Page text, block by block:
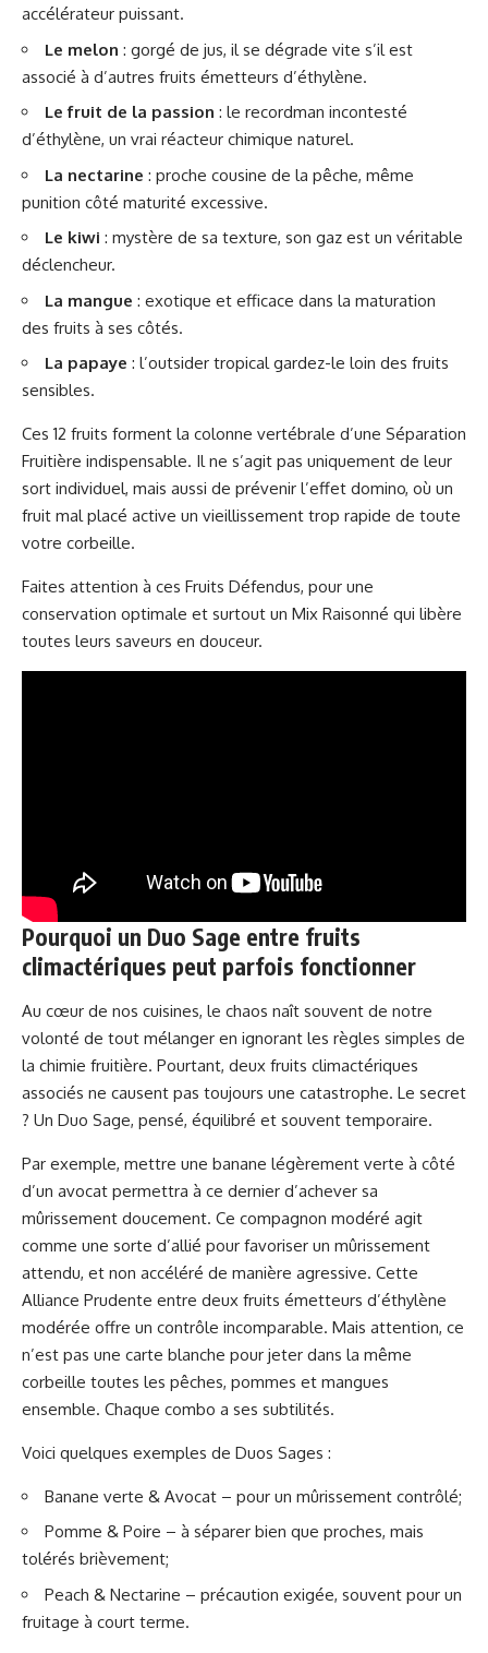
accélérateur puissant.
Le melon : gorgé de jus, il se dégrade vite s’il est
associé à d’autres fruits émetteurs d’éthylène.
Le fruit de la passion : le recordman incontesté
d’éthylène, un vrai réacteur chimique naturel.
La nectarine : proche cousine de la pêche, même
punition côté maturité excessive.
Le kiwi : mystère de sa texture, son gaz est un véritable
déclencheur.
La mangue : exotique et efficace dans la maturation
des fruits à ses côtés.
La papaye : l’outsider tropical gardez-le loin des fruits
sensibles.
Ces 12 fruits forment la colonne vertébrale d’une Séparation
Fruitière indispensable. Il ne s’agit pas uniquement de leur
sort individuel, mais aussi de prévenir l’effet domino, où un
fruit mal placé active un vieillissement trop rapide de toute
votre corbeille.
Faites attention à ces Fruits Défendus, pour une
conservation optimale et surtout un Mix Raisonné qui libère
toutes leurs saveurs en douceur.
Pourquoi un Duo Sage entre fruits
climactériques peut parfois fonctionner
Au cœur de nos cuisines, le chaos naît souvent de notre
volonté de tout mélanger en ignorant les règles simples de
la chimie fruitière. Pourtant, deux fruits climactériques
associés ne causent pas toujours une catastrophe. Le secret
? Un Duo Sage, pensé, équilibré et souvent temporaire.
Par exemple, mettre une banane légèrement verte à côté
d’un avocat permettra à ce dernier d’achever sa
mûrissement doucement. Ce compagnon modéré agit
comme une sorte d’allié pour favoriser un mûrissement
attendu, et non accéléré de manière agressive. Cette
Alliance Prudente entre deux fruits émetteurs d’éthylène
modérée offre un contrôle incomparable. Mais attention, ce
n’est pas une carte blanche pour jeter dans la même
corbeille toutes les pêches, pommes et mangues
ensemble. Chaque combo a ses subtilités.
Voici quelques exemples de Duos Sages :
Banane verte & Avocat – pour un mûrissement contrôlé;
Pomme & Poire – à séparer bien que proches, mais
tolérés brièvement;
Peach & Nectarine – précaution exigée, souvent pour un
fruitage à court terme.